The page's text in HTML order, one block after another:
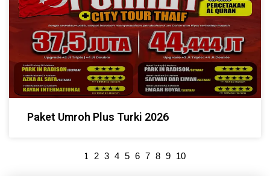
Paket Umroh Plus Turki 2026
1 2 3 4 5 6 7 8 9 10